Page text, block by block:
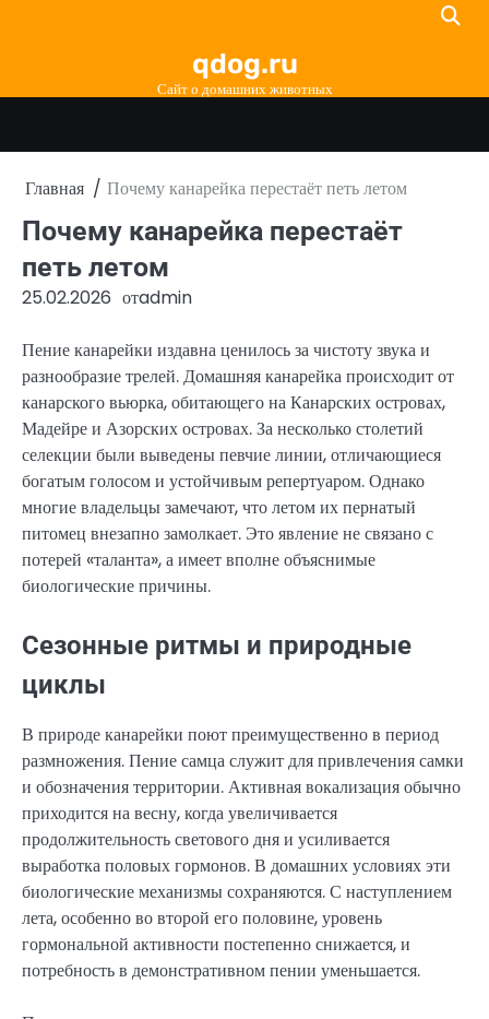
qdog.ru
Сайт о домашних животных
Главная Почему канарейка перестаёт петь летом
Почему канарейка перестаёт
петь летом
25.02.2026 отadmin
Пение канарейки издавна ценилось за чистоту звука и
разнообразие трелей. Домашняя канарейка происходит от
канарского вьюрка, обитающего на Канарских островах,
Мадейре и Азорских островах. За несколько столетий
селекции были выведены певчие линии, отличающиеся
богатым голосом и устойчивым репертуаром. Однако
многие владельцы замечают, что летом их пернатый
питомец внезапно замолкает. Это явление не связано с
потерей «таланта», а имеет вполне объяснимые
биологические причины.
Сезонные ритмы и природные
циклы
В природе канарейки поют преимущественно в период
размножения. Пение самца служит для привлечения самки
и обозначения территории. Активная вокализация обычно
приходится на весну, когда увеличивается
продолжительность светового дня и усиливается
выработка половых гормонов. В домашних условиях эти
биологические механизмы сохраняются. С наступлением
лета, особенно во второй его половине, уровень
гормональной активности постепенно снижается, и
потребность в демонстративном пении уменьшается.